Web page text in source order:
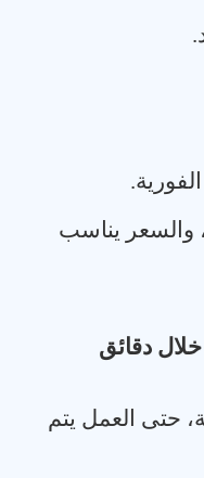
.
.
والسعر يناسب
دقائق
حتى العمل يتم